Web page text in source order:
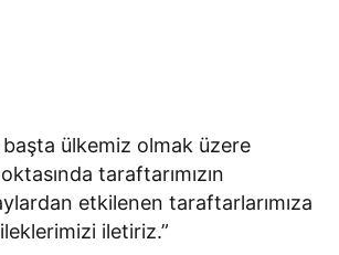
başta ülkemiz olmak üzere
taraftarımızın
etkilenen taraftarlarımıza
iletiriz.”